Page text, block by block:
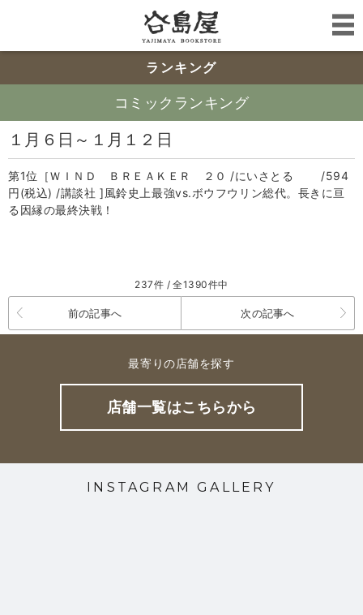
ランキング
コミックランキング
１月６日～１月１２日
第1位［ＷＩＮＤ ＢＲＥＡＫＥＲ ２０ /にいさとる /594
円(税込) /講談社 ]風鈴史上最強vs.ボウフウリン総代。長きに亘
る因縁の最終決戦！
237件 / 全1390件中
前の記事へ 次の記事へ
最寄りの店舗を探す
店舗一覧はこちらから
INSTAGRAM GALLERY